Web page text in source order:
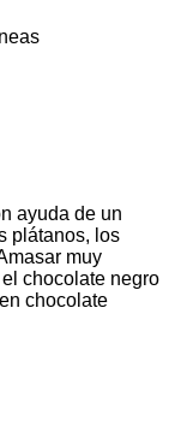
ayuda de un
plátanos, los
muy
el chocolate negro
chocolate